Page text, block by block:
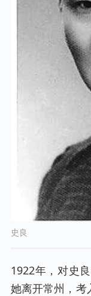
史良
1922年，对史
她离开常州，考